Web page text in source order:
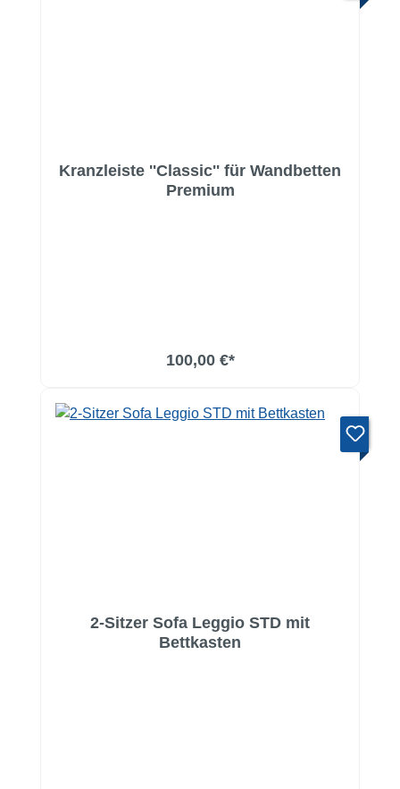
Kranzleiste ''Classic'' für Wandbetten
Premium
100,00 €*
2-Sitzer Sofa Leggio STD mit
Bettkasten